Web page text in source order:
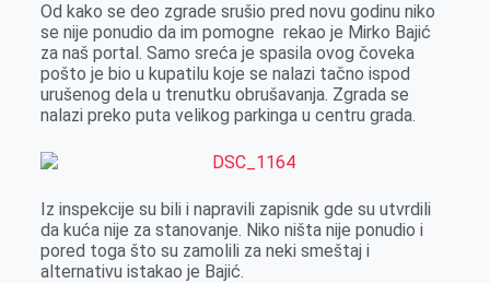
b
o
o
k
e
n
g
e
e
d
I
n
r
s
A
p
p
l
Od kako se deo zgrade srušio pred novu godinu niko
se nije ponudio da im pomogne rekao je Mirko Bajić
za naš portal. Samo sreća je spasila ovog čoveka
pošto je bio u kupatilu koje se nalazi tačno ispod
urušenog dela u trenutku obrušavanja. Zgrada se
nalazi preko puta velikog parkinga u centru grada.
Iz inspekcije su bili i napravili zapisnik gde su utvrdili
da kuća nije za stanovanje. Niko ništa nije ponudio i
pored toga što su zamolili za neki smeštaj i
alternativu istakao je Bajić.